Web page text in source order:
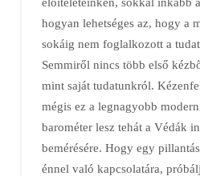
hogyan lehetséges az, hogy a
sokáig nem foglalkozott a
Semmiről nincs több első
mint saját tudatunkról.
mégis ez a legnagyobb
barométer lesz tehát a Védák
bemérésére. Hogy egy
énnel való kapcsolatára,